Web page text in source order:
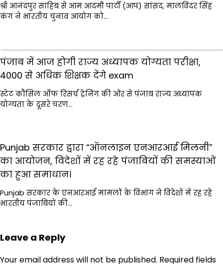
श्री आनंदपुर साहिब से आम आदमी पार्टी (आप) सांसद, मालविंदर सिंह
कंग ने भारतीय चुनाव आयोग को…
पंजाब में आज होगी राज्य अध्यापक योग्यता परीक्षा,
4000 से अधिक शिक्षक देंगे exam
स्टेट कौंसिल ऑफ रिसर्च ट्रेनिंग की ओर से पंजाब राज्य अध्यापक
योग्यता के दूसरे चरण…
Punjab सरकार द्वारा “ऑनलाइन एनआरआई मिलनी”
का आयोजन, विदेशों में रह रहे पंजाबियों की समस्याओं
का हुआ समाधान।
Punjab सरकार के एनआरआई मामलों के विभाग ने विदेशों में रह रहे
भारतीय पंजाबियों की…
Leave a Reply
Your email address will not be published. Required fields